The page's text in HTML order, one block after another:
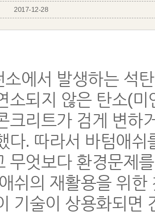
2017-12-28
소에서 발생하는 석
소되지 않은 탄소(
크리트가 검게 변하
다. 따라서 바텀애
무엇보다 환경문제
쉬의 재활용을 위
기술이 상용화되면